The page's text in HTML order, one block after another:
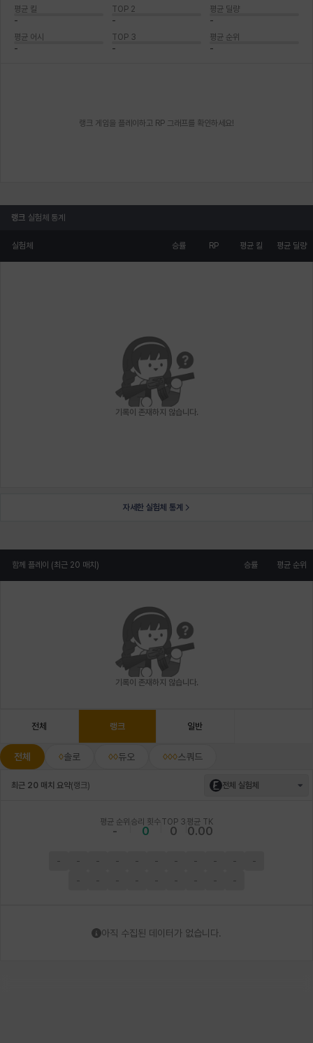
평균 킬
-
TOP 2
-
평균 딜량
-
평균 어시
-
TOP 3
-
평균 순위
-
랭크 게임을 플레이하고 RP 그래프를 확인하세요!
랭크 실험체 통계
실험체 승률 RP 평균 킬 평균 딜량
기록이 존재하지 않습니다.
자세한 실험체 통계
함께 플레이 (최근 20 매치) 승률 평균 순위
기록이 존재하지 않습니다.
전체 랭크 일반
전체 솔로 듀오 스쿼드
최근 20 매치 요약(랭크) 전체 실험체
평균 순위
-
승리 횟수
0
TOP 3
0
평균 TK
0.00
- - - - - - - - - -
-
-
- - - - - - - -
아직 수집된 데이터가 없습니다.